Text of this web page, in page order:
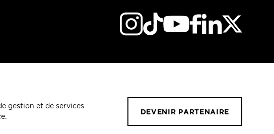
gestion et de services
DEVENIR PARTENAIRE